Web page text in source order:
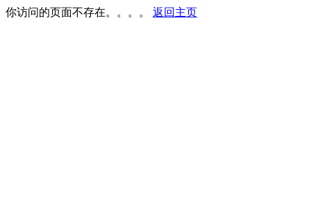
你访问的页面不存在。。。。 返回主页